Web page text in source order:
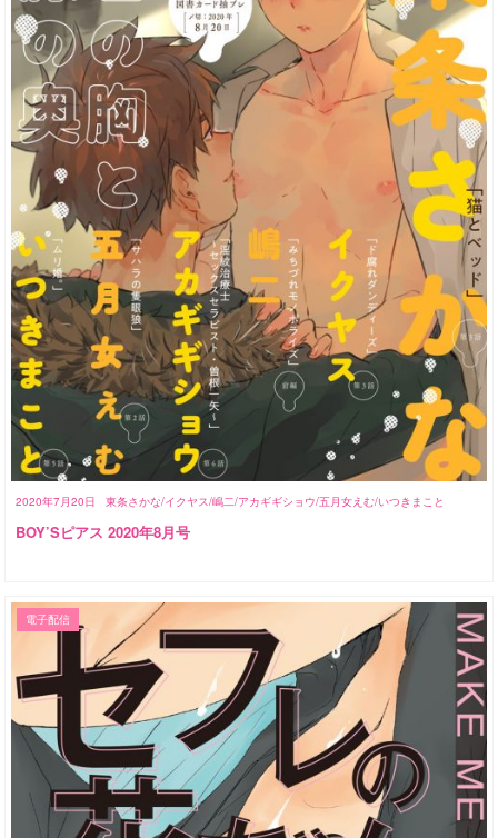
2020年7月20日 東条さかな/イクヤス/嶋二/アカギギショウ/五月女えむ/いつきまこと
BOY’Sピアス 2020年8月号
電子配信